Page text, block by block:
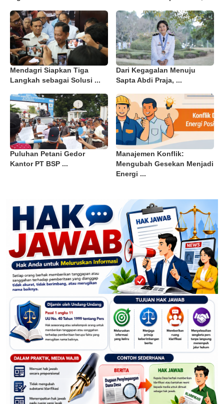
Mendagri Siapkan Tiga
Langkah sebagai Solusi ...
Dari Kegagalan Menuju
Sapta Abdi Praja, ...
Puluhan Petani Gedor
Kantor PT BSP ...
Manajemen Konflik:
Mengubah Gesekan Menjadi
Energi ...